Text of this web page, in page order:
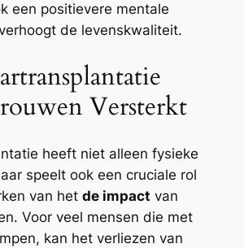
een positievere mentale
de levenskwaliteit.
Versterkt
heeft niet alleen fysieke
speelt ook een cruciale rol
van het de impact van
Voor veel mensen die met
kan het verliezen van